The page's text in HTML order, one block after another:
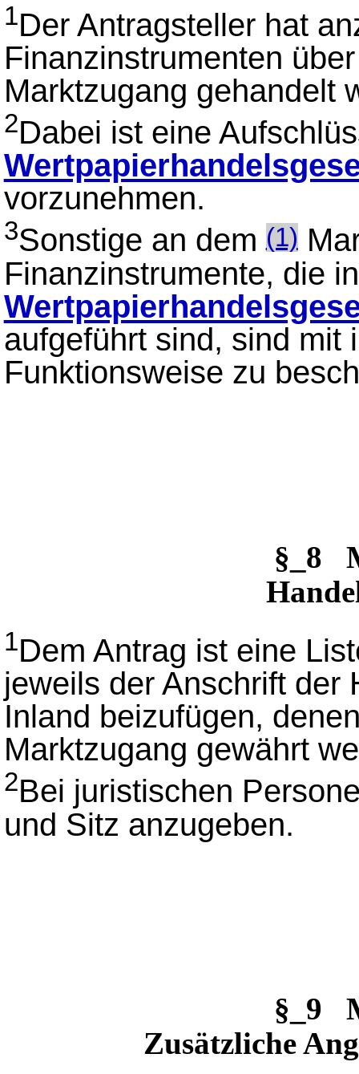
1Der Antragsteller hat
Finanzinstrumenten
Marktzugang gehandelt
2Dabei ist eine
vorzunehmen.
3Sonstige an dem(1)
Finanzinstrumente, die
aufgeführt sind, sind mit
Funktionsweise zu
§_8
1Dem Antrag ist eine
jeweils der Anschrift der
Inland beizufügen,
Marktzugang gewährt
2Bei juristischen
und Sitz anzugeben.
§_9
Zusätzliche